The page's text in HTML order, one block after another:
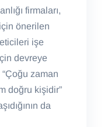
firmaları,
önerilen
işe
devreye
zaman
doğru kişidir”
da